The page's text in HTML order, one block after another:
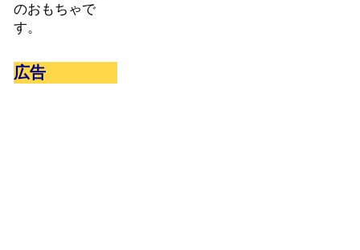
のおもちゃで
す。
広告